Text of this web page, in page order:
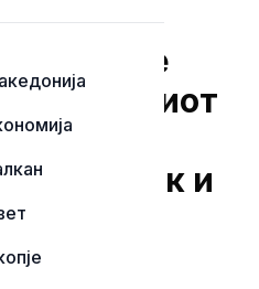
Владо
ќе
на нашиот
ќе го
лик и